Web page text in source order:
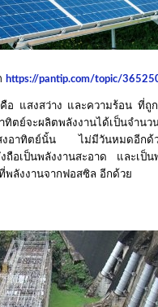
https://pantip.com/topic/
คือ แสงสว่าง และความร้อน ที่ถู
ทิตย์จะผลิตพลังงานได้เป็นจำนว
สงอาทิตย์นั้น ไม่มีวันหมดอี
ถือเป็นพลังงานสะอาด และเป็น
ลังงานจากฟอสซิล อีกด้วย